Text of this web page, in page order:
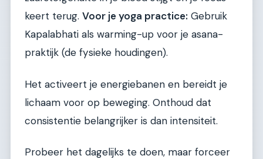
keert terug. Voor je yoga practice: Gebruik
Kapalabhati als warming-up voor je asana-
praktijk (de fysieke houdingen).
Het activeert je energiebanen en bereidt je
lichaam voor op beweging. Onthoud dat
consistentie belangrijker is dan intensiteit.
Probeer het dagelijks te doen, maar forceer